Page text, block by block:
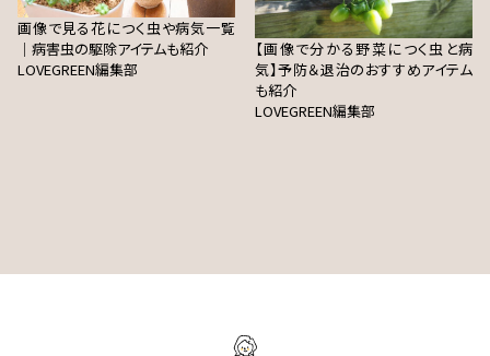
画像で見る花につく虫や病気一覧
｜病害虫の駆除アイテムも紹介
LOVEGREEN編集部
【画像で分かる野菜につく虫と病
気】予防＆退治のおすすめアイテム
も紹介
LOVEGREEN編集部